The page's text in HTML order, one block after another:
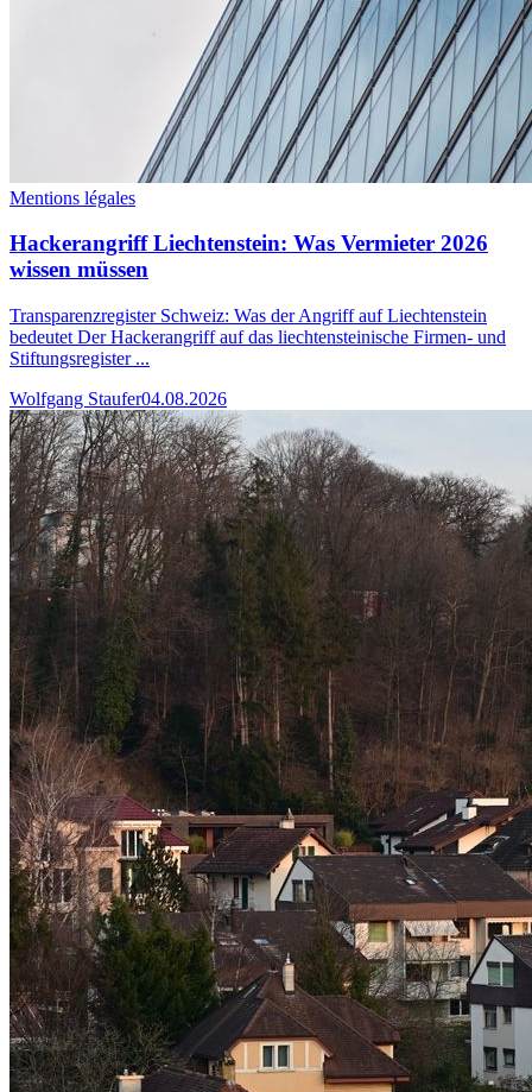
Mentions légales
Hackerangriff Liechtenstein: Was Vermieter 2026
wissen müssen
Transparenzregister Schweiz: Was der Angriff auf Liechtenstein
bedeutet Der Hackerangriff auf das liechtensteinische Firmen- und
Stiftungsregister ...
Wolfgang Staufer04.08.2026